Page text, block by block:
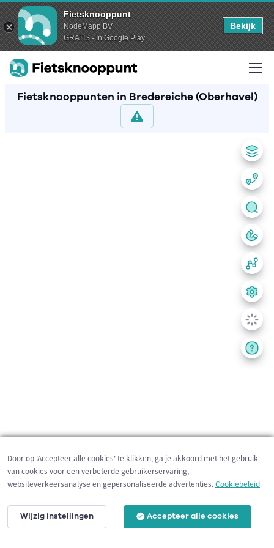
Fietsknooppunt
NodeMapp BV
GRATIS - In Google Play
Bekijk
Fietsknooppunten in Bredereiche (Oberhavel)
200 m
Door op 'Accepteer alle cookies' te klikken, ga je akkoord met het gebruik
van cookies voor een verbeterde gebruikerservaring,
websiteverkeersanalyse en gepersonaliseerde advertenties.Cookiebeleid
Wijzig instellingen Accepteer alle cookies